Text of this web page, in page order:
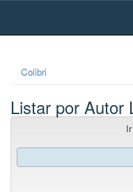
Skip
Colibri
Listar por Autor